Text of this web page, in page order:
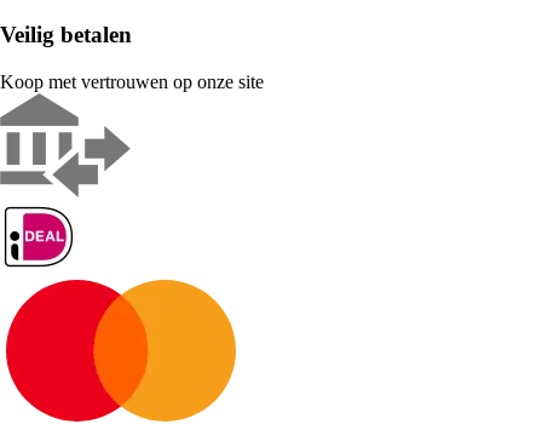
Veilig betalen
Koop met vertrouwen op onze site